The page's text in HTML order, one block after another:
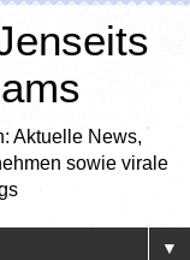
Aktuelle News,
sowie virale
▼